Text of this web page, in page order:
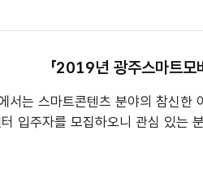
「2019년 광주스마트모
서는 스마트콘텐츠 분야의 참신
입주자를 모집하오니 관심 있는